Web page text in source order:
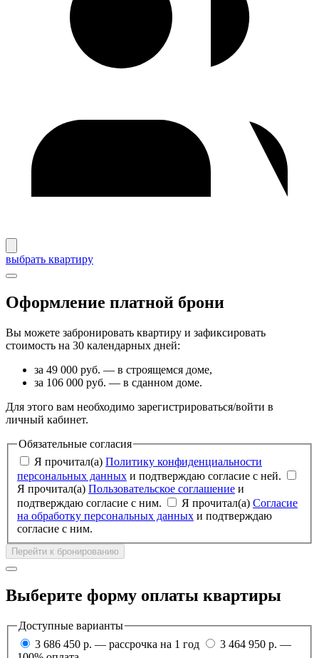
выбрать квартиру
Оформление платной брони
Вы можете забронировать квартиру и зафиксировать
стоимость на 30 календарных дней:
за 49 000 руб. — в строящемся доме,
за 106 000 руб. — в сданном доме.
Для этого вам необходимо зарегистрироваться/войти в
личный кабинет.
Обязательные согласия
Я прочитал(а) Политику конфиденциальности
персональных данных и подтверждаю согласие с ней.
Я прочитал(а) Пользовательское соглашение
подтверждаю согласие с ним.
Я прочитал(а) Согласие
на обработку персональных данных
согласие с ним.
Перейти к бронированию
Выберите форму оплаты квартиры
Доступные варианты
3 686 450 р. — рассрочка на 1 год
3 464 950 р. —